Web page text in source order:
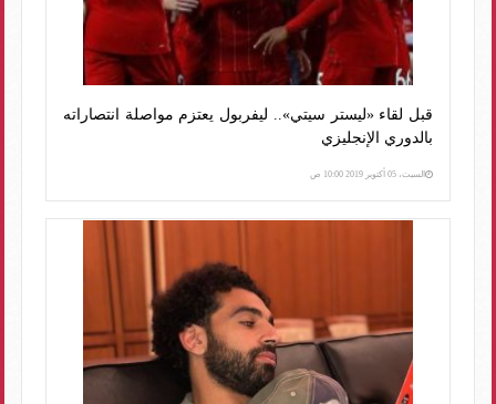
قبل لقاء «ليستر سيتي».. ليفربول يعتزم مواصلة انتصاراته
بالدوري الإنجليزي
السبت، 05 أكتوبر 2019 10:00 ص